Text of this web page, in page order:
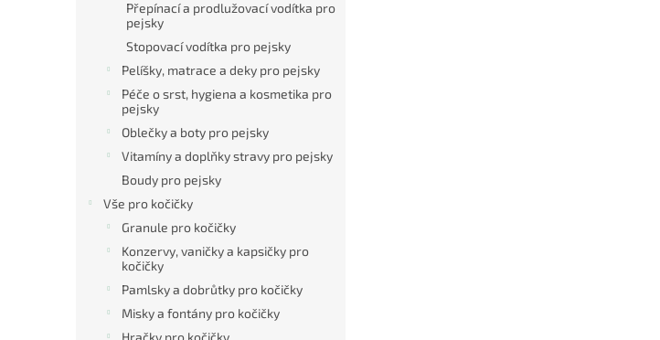
Přepínací a prodlužovací vodítka pro
pejsky
Stopovací vodítka pro pejsky
Pelíšky, matrace a deky pro pejsky
Péče o srst, hygiena a kosmetika pro
pejsky
Oblečky a boty pro pejsky
Vitamíny a doplňky stravy pro pejsky
Boudy pro pejsky
Vše pro kočičky
Granule pro kočičky
Konzervy, vaničky a kapsičky pro
kočičky
Pamlsky a dobrůtky pro kočičky
Misky a fontány pro kočičky
Hračky pro kočičky